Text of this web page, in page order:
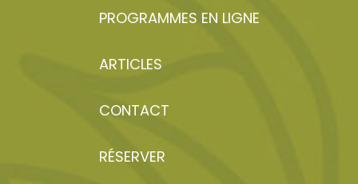
PROGRAMMES EN LIGNE
ARTICLES
CONTACT
RÉSERVER